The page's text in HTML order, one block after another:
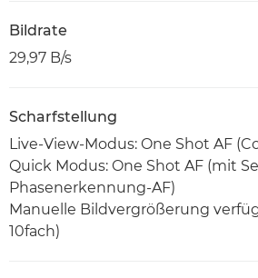
Bildrate
29,97 B/s
Scharfstellung
Live-View-Modus: One Shot AF
Quick Modus: One Shot AF (mit
Phasenerkennung-AF)
Manuelle Bildvergrößerung
10fach)